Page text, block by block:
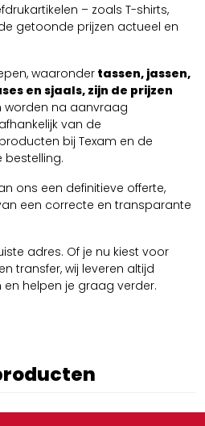
– zoals T-shirts,
getoonde prijzen actueel en
waaronder tassen, jassen,
en sjaals, zijn de prijzen
worden na aanvraag
van de
bij Texam en de
bestelling.
ons een definitieve offerte,
een correcte en transparante
adres. Of je nu kiest voor
transfer, wij leveren altijd
helpen je graag verder.